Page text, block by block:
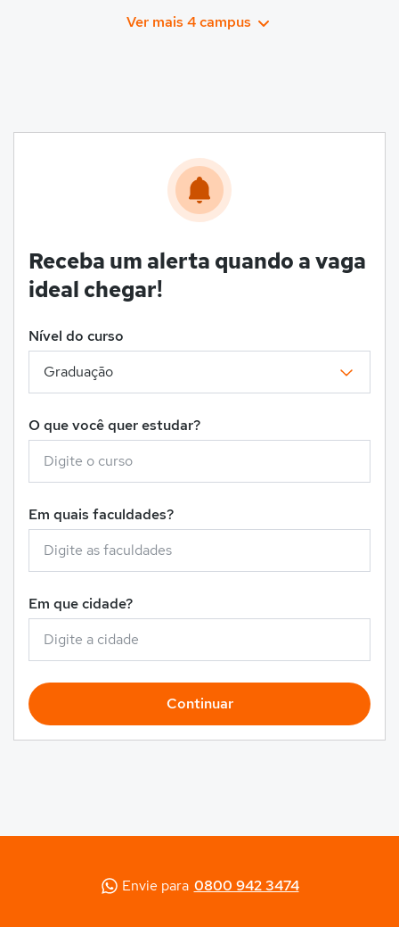
Ver mais 4 campus
Receba um alerta quando a vaga
ideal chegar!
Nível do curso
O que você quer estudar?
Em quais faculdades?
Em que cidade?
Continuar
Envie para 0800 942 3474